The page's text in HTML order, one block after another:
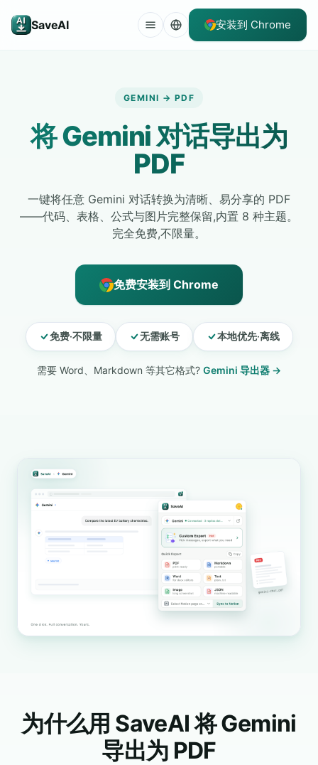
SaveAI 安装到 Chrome
GEMINI → PDF
将 Gemini 对话导出为
PDF
一键将任意 Gemini 对话转换为清晰、易分享的 PDF
——代码、表格、公式与图片完整保留,内置 8 种主题。
完全免费,不限量。
免费安装到 Chrome
免费·不限量 无需账号 本地优先·离线
需要 Word、Markdown 等其它格式? Gemini 导出器 →
为什么用 SaveAI 将 Gemini
导出为 PDF